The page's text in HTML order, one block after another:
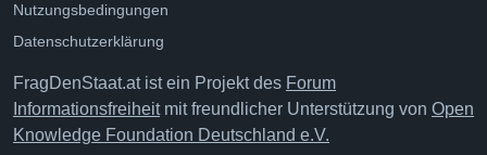
Nutzungsbedingungen
Datenschutzerklärung
FragDenStaat.at ist ein Projekt des Forum
Informationsfreiheitmit freundlicher Unterstützung von Open
Knowledge Foundation Deutschland e.V.